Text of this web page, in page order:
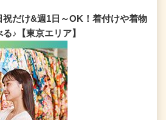
祝だけ&週1日～OK！着付けや着物
♪【東京エリア】